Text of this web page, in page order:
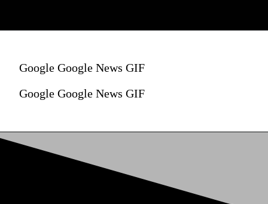
Google Google News GIF
Google Google News GIF